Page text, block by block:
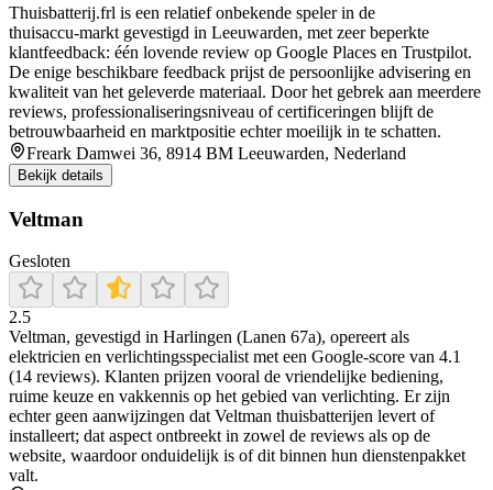
Thuisbatterij.frl is een relatief onbekende speler in de
thuisaccu‑markt gevestigd in Leeuwarden, met zeer beperkte
klantfeedback: één lovende review op Google Places en Trustpilot.
De enige beschikbare feedback prijst de persoonlijke advisering en
kwaliteit van het geleverde materiaal. Door het gebrek aan meerdere
reviews, professionaliseringsniveau of certificeringen blijft de
betrouwbaarheid en marktpositie echter moeilijk in te schatten.
Freark Damwei 36, 8914 BM Leeuwarden, Nederland
Bekijk details
Veltman
Gesloten
2.5
Veltman, gevestigd in Harlingen (Lanen 67a), opereert als
elektricien en verlichtingsspecialist met een Google‑score van 4.1
(14 reviews). Klanten prijzen vooral de vriendelijke bediening,
ruime keuze en vakkennis op het gebied van verlichting. Er zijn
echter geen aanwijzingen dat Veltman thuisbatterijen levert of
installeert; dat aspect ontbreekt in zowel de reviews als op de
website, waardoor onduidelijk is of dit binnen hun dienstenpakket
valt.